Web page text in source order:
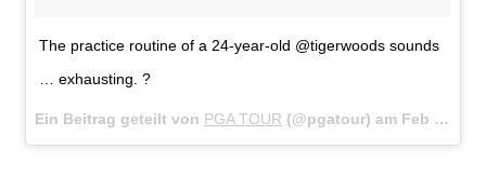
The practice routine of a 24-year-old @tigerwoods sounds
… exhausting. ?
Ein Beitrag geteilt von PGA TOUR (@pgatour) am Feb 14, 2018 um 9:30 PST